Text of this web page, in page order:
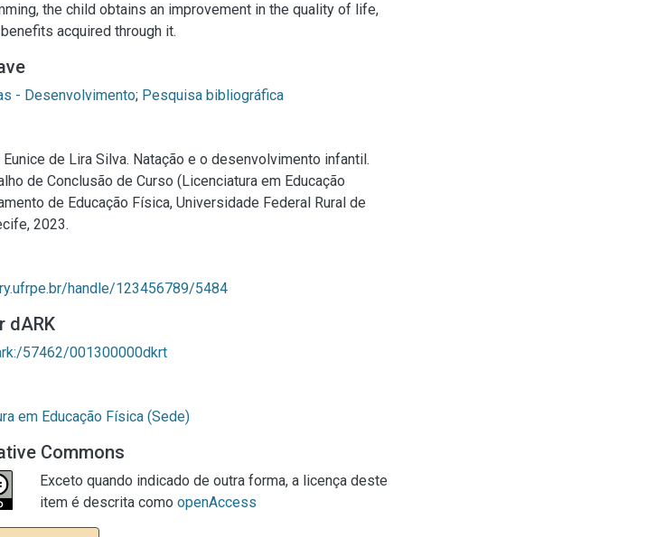
the child obtains an improvement in the quality of life,
acquired through it.
- Desenvolvimento; Pesquisa bibliográfica
Eunice de Lira Silva. Natação e o desenvolvimento infantil.
de Conclusão de Curso (Licenciatura em Educação
de Educação Física, Universidade Federal Rural de
2023.
handle/123456789/5484
dARK
57462/001300000dkrt
em Educação Física (Sede)
Commons
Exceto quando indicado de outra forma, a licença deste
item é descrita como openAccess